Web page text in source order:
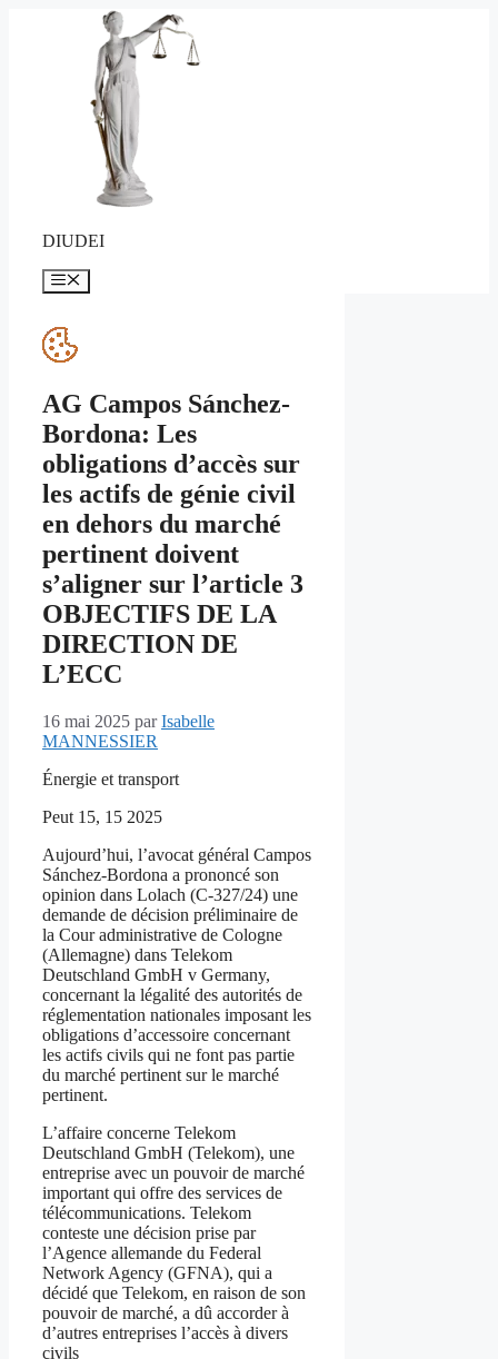
DIUDEI
Menu
AG Campos Sánchez-
Bordona: Les
obligations d’accès sur
les actifs de génie civil
en dehors du marché
pertinent doivent
s’aligner sur l’article 3
OBJECTIFS DE LA
DIRECTION DE
L’ECC
16 mai 2025 parIsabelle
MANNESSIER
Énergie et transport
Peut 15, 15 2025
Aujourd’hui, l’avocat général Campos
Sánchez-Bordona a prononcé son
opinion dans Lolach (C-327/24) une
demande de décision préliminaire de
la Cour administrative de Cologne
(Allemagne) dans Telekom
Deutschland GmbH v Germany,
concernant la légalité des autorités de
réglementation nationales imposant les
obligations d’accessoire concernant
les actifs civils qui ne font pas partie
du marché pertinent sur le marché
pertinent.
L’affaire concerne Telekom
Deutschland GmbH (Telekom), une
entreprise avec un pouvoir de marché
important qui offre des services de
télécommunications. Telekom
conteste une décision prise par
l’Agence allemande du Federal
Network Agency (GFNA), qui a
décidé que Telekom, en raison de son
pouvoir de marché, a dû accorder à
d’autres entreprises l’accès à divers
civils